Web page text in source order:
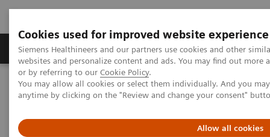
Cookies used for improved website experience
Siemens Healthineers and our partners use cookies and other
websites and personalize content and ads. You may find out
or by referring to our Cookie Policy.
You may allow all cookies or select them individually. And you
anytime by clicking on the "Review and change your consent"
Allow all cookies
Produits & Services À propos de
Home Espace Presse
Communiqués de presse
Première : CIARTIC Move au sein de l’Orsi Academy